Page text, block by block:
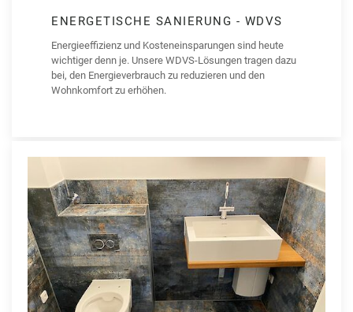
ENERGETISCHE SANIERUNG - WDVS
Energieeffizienz und Kosteneinsparungen sind heute
wichtiger denn je. Unsere WDVS-Lösungen tragen dazu
bei, den Energieverbrauch zu reduzieren und den
Wohnkomfort zu erhöhen.